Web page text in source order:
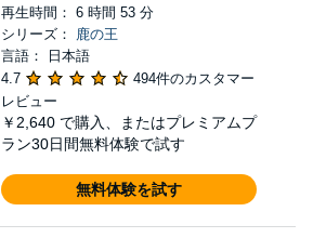
再生時間： 6 時間 53 分
シリーズ： 鹿の王
言語： 日本語
4.7
494件のカスタマー
レビュー
￥2,640 で購入、またはプレミアムプ
ラン30日間無料体験で試す
無料体験を試す